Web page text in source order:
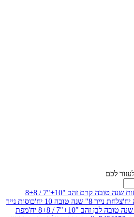
סט צלחות שנה טובה קרם זהב "10+"7 / 8+8
יח'
כוסות נייר
/ 8+8 יח'
מפת